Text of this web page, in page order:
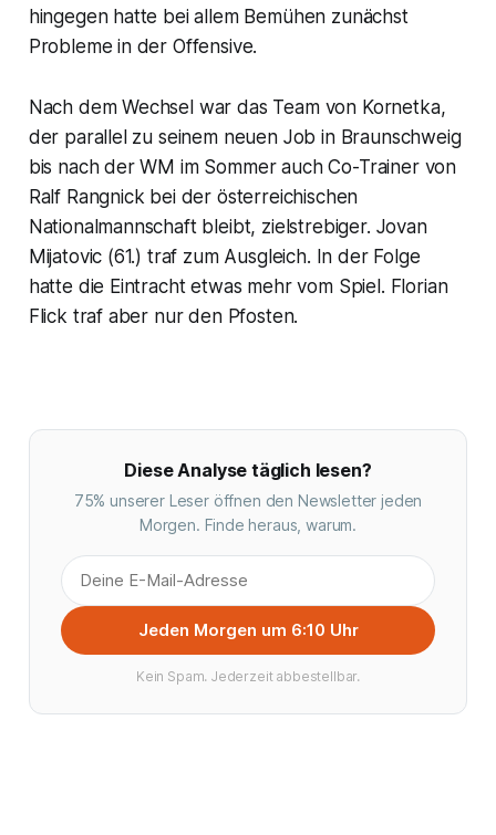
hingegen hatte bei allem Bemühen zunächst
Probleme in der Offensive.
Nach dem Wechsel war das Team von Kornetka,
der parallel zu seinem neuen Job in Braunschweig
bis nach der WM im Sommer auch Co-Trainer von
Ralf Rangnick bei der österreichischen
Nationalmannschaft bleibt, zielstrebiger. Jovan
Mijatovic (61.) traf zum Ausgleich. In der Folge
hatte die Eintracht etwas mehr vom Spiel. Florian
Flick traf aber nur den Pfosten.
Diese Analyse täglich lesen?
75% unserer Leser öffnen den Newsletter jeden
Morgen. Finde heraus, warum.
Jeden Morgen um 6:10 Uhr
Kein Spam. Jederzeit abbestellbar.